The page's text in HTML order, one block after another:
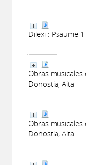
Dilexi : Psaume
Obras
Donostia, Aita
Obras
Donostia, Aita